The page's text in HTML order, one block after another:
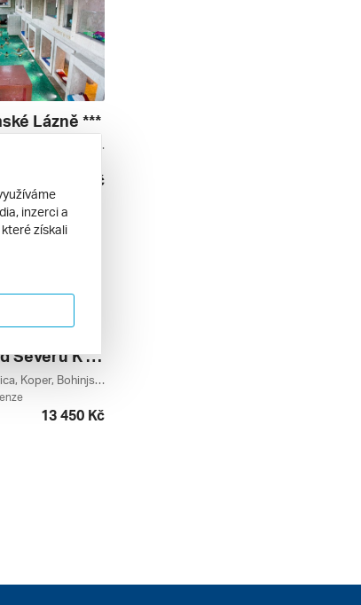
Lázně ***
Rimske Toplice, Maribor, Celje, Slovinské Termály, Savinjsko, Pohorje, Podravje, Slovinsko
9 490 Kč
Slovinskem Od Severu K Jihu ***
Vogel, Postojna, Lipica, Koper, Bohinjské Jezero, Bledské Jezero, Bled, Obalno-kraška, Notranjsko, Julské Alpy, Jadranské Pobřeží, Gorenjsko, Slovinsko
13 450 Kč
inzerci a
získali